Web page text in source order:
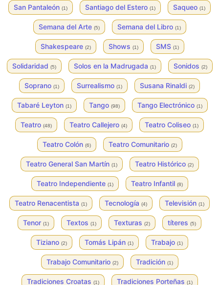
San Pantaleón (1) Santiago del Estero (1) Saqueo (1)
Semana del Arte (5) Semana del Libro (1)
Shakespeare (2) Shows (1) SMS (1)
Solidaridad (5) Solos en la Madrugada (1) Sonidos (2)
Soprano (1) Surrealismo (1) Susana Rinaldi (2)
Tabaré Leyton (1) Tango (98) Tango Electrónico (1)
Teatro (48) Teatro Callejero (4) Teatro Coliseo (1)
Teatro Colón (6) Teatro Comunitario (2)
Teatro General San Martín (1) Teatro Histórico (2)
Teatro Independiente (1) Teatro Infantil (8)
Teatro Renacentista (1) Tecnología (4) Televisión (1)
Tenor (1) Textos (1) Texturas (2) títeres (5)
Tiziano (2) Tomás Lipán (1) Trabajo (1)
Trabajo Comunitario (2) Tradición (1)
Tradiciones Croatas (1) Tradiciones Porteñas (1)